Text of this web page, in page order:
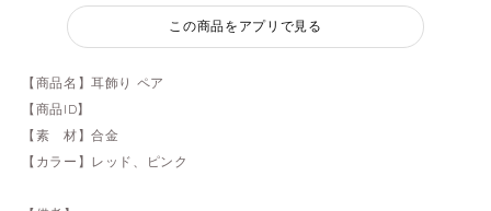
この商品をアプリで見る
【商品名】耳飾り ペア
【商品ID】
【素 材】合金
【カラー】レッド、ピンク